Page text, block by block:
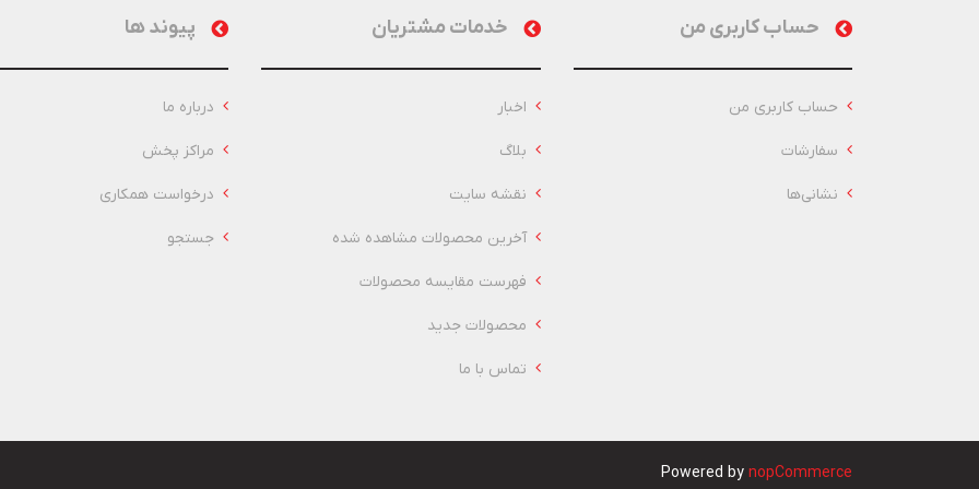
حساب کاربری من
حساب کاربری من
سفارشات
نشانی‌ها
خدمات مشتریان
اخبار
بلاگ
نقشه سایت
آخرین محصولات مشاهده شده
فهرست مقایسه محصولات
محصولات جدید
تماس با ما
پیوند ها
درباره ما
مراکز پخش
درخواست همکاری
جستجو
Powered bynopCommerce